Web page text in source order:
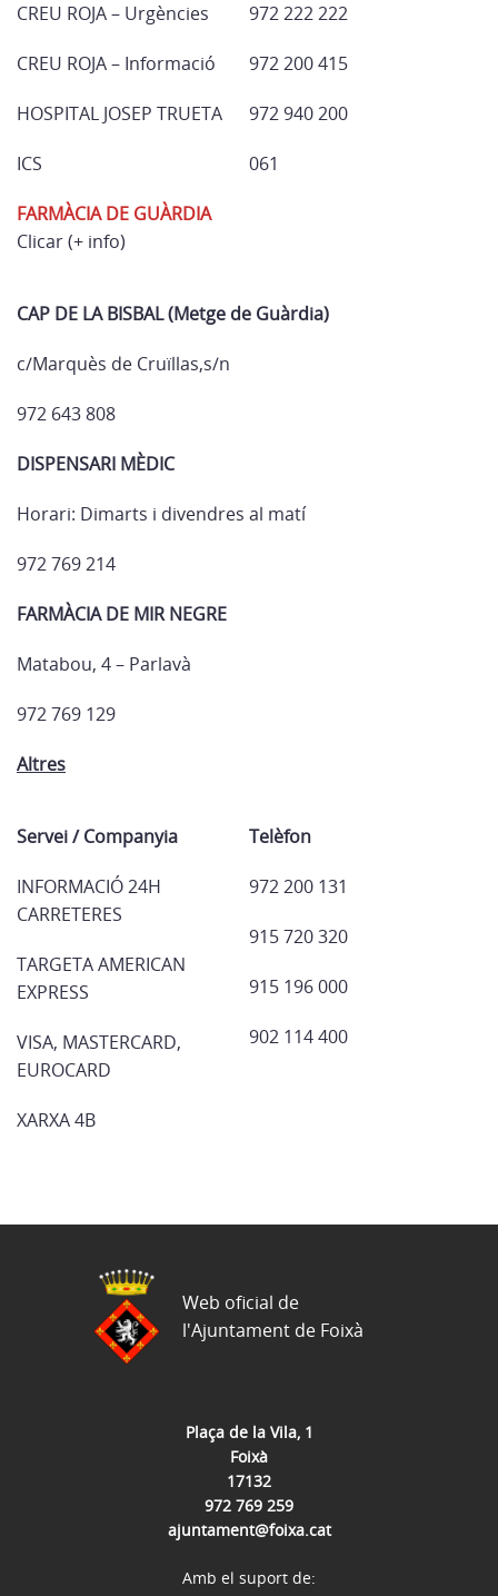
CREU ROJA – Urgències
CREU ROJA – Informació
HOSPITAL JOSEP TRUETA
ICS
FARMÀCIA DE GUÀRDIA
Clicar (+ info)
972 222 222
972 200 415
972 940 200
061
CAP DE LA BISBAL (Metge de Guàrdia)
c/Marquès de Cruïllas,s/n
972 643 808
DISPENSARI MÈDIC
Horari: Dimarts i divendres al matí
972 769 214
FARMÀCIA DE MIR NEGRE
Matabou, 4 – Parlavà
972 769 129
Altres
Servei / Companyia
INFORMACIÓ 24H
CARRETERES
TARGETA AMERICAN
EXPRESS
VISA, MASTERCARD,
EUROCARD
XARXA 4B
Telèfon
972 200 131
915 720 320
915 196 000
902 114 400
Plaça de la Vila, 1
Foixà
17132
972 769 259
ajuntament@foixa.cat
Web oficial de
l'Ajuntament de Foixà
Amb el suport de: